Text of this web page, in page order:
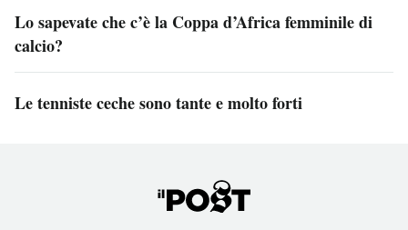
Lo sapevate che c’è la Coppa d’Africa femminile di
calcio?
Le tenniste ceche sono tante e molto forti